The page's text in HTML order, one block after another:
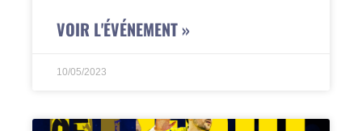
VOIR L'ÉVÉNEMENT »
10/05/2023